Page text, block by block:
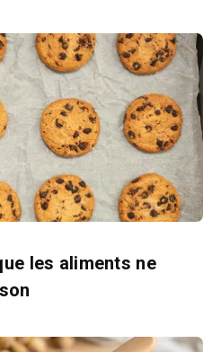
les aliments ne